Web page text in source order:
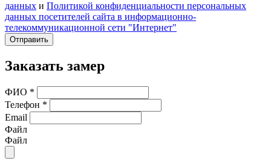
данных и Политикой конфиденциальности персональных
данных посетителей сайта в информационно-
телекоммуникационной сети "Интернет"
Отправить
Заказать замер
ФИО *
Телефон *
Email
Файл
Файл